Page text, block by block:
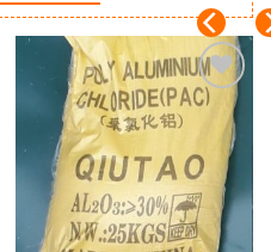
Add to
wishlist